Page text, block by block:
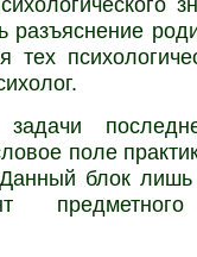
разъяснение
тех
задачи
поле
блок лишь